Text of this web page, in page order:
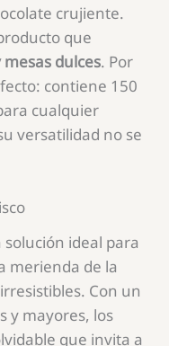
crujiente.
que
mesas dulces. Por
contiene 150
cualquier
versatilidad no se
solución ideal para
merienda de la
Con un
y mayores, los
que invita a